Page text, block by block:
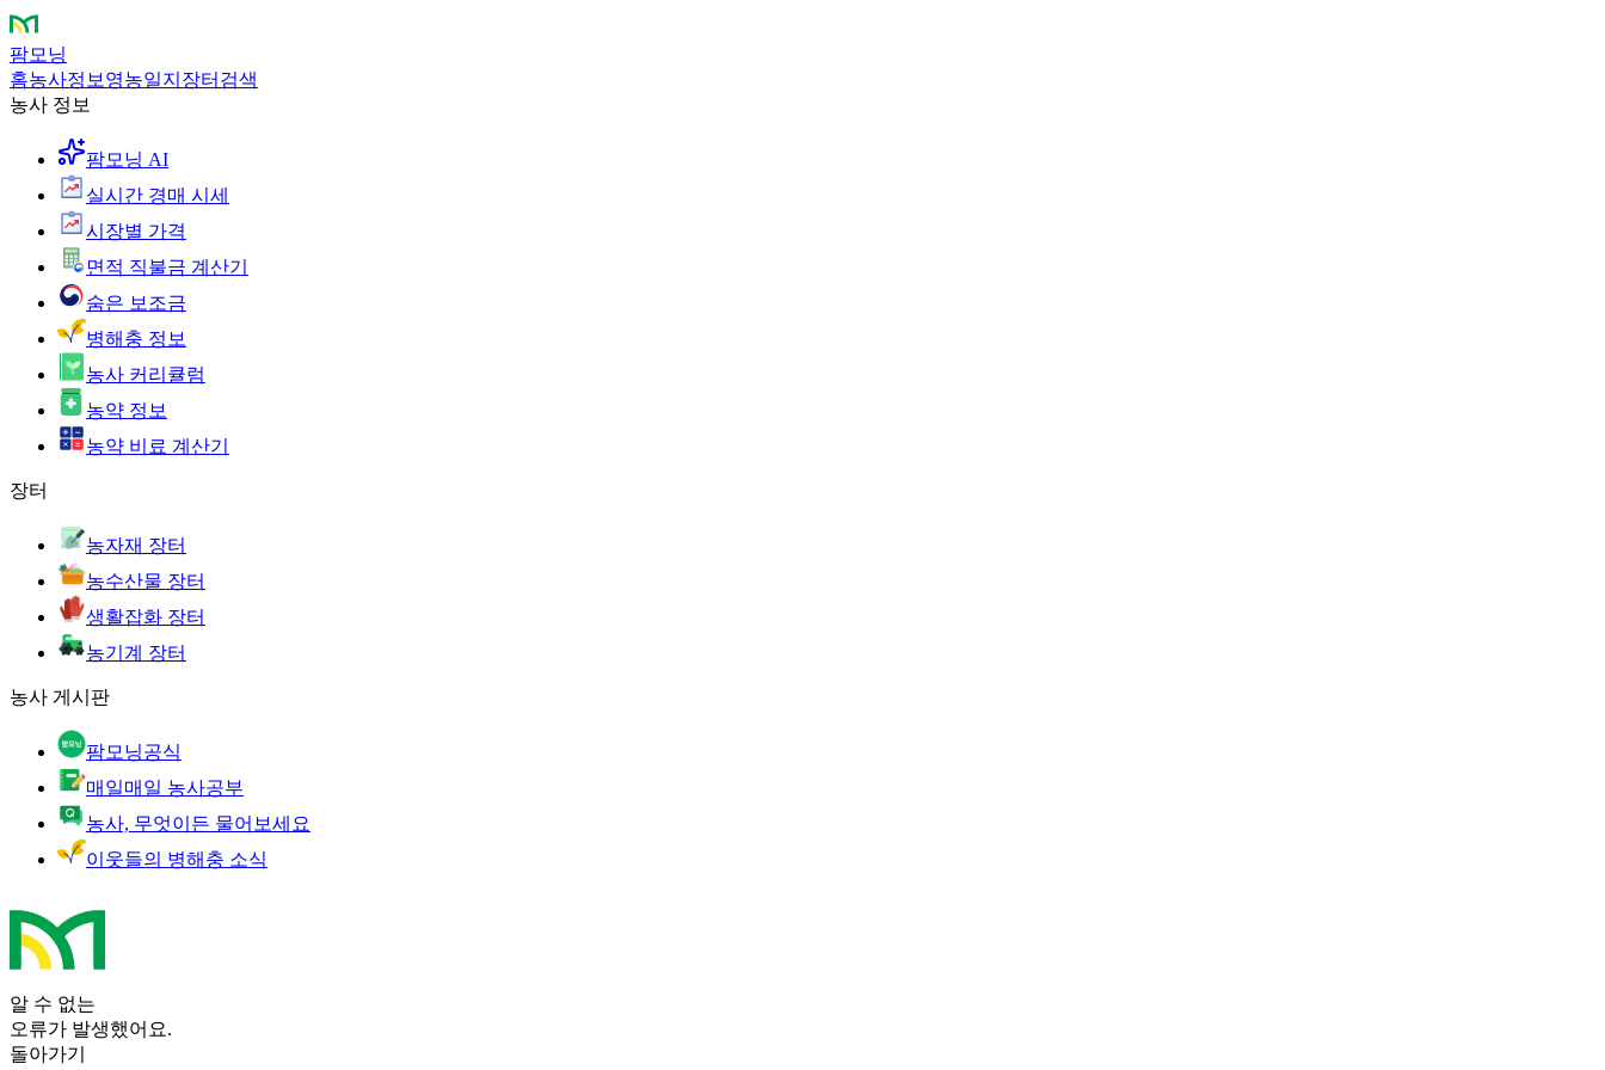
팜모닝
홈농사정보 영농일지 장터 검색
농사 정보
팜모닝 AI
실시간 경매 시세
시장별 가격
면적 직불금 계산기
숨은 보조금
병해충 정보
농사 커리큘럼
농약 정보
농약 비료 계산기
장터
농자재 장터
농수산물 장터
생활잡화 장터
농기계 장터
농사 게시판
팜모닝공식
매일매일 농사공부
농사, 무엇이든 물어보세요
이웃들의 병해충 소식
알 수 없는
오류가 발생했어요.
돌아가기